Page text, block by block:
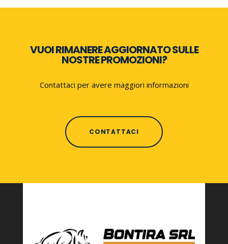
VUOI RIMANERE AGGIORNATO SULLE
NOSTRE PROMOZIONI?
Contattaci per avere maggiori informazioni
CONTATTACI